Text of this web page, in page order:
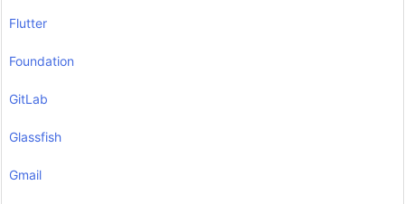
Flutter
Foundation
GitLab
Glassfish
Gmail